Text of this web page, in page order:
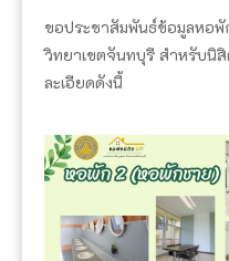
ขอประชาสัมพันธ์ข้อมูลหอ
วิทยาเขตจันทบุรี สำหรับนิ
ละเอียดดังนี้